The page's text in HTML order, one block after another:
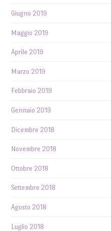
Giugno 2019
Maggio 2019
Aprile 2019
Marzo 2019
Febbraio 2019
Gennaio 2019
Dicembre 2018
Novembre 2018
Ottobre 2018
Settembre 2018
Agosto 2018
Luglio 2018